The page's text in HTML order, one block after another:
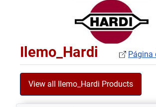
Ilemo_Hardi Página
View all Ilemo_Hardi Products